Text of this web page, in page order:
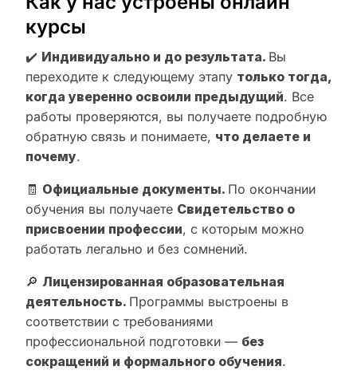
курсы
✔️ Индивидуально и до результата. Вы
переходите к следующему этапу только тогда,
когда уверенно освоили предыдущий. Все
работы проверяются, вы получаете подробную
обратную связь и понимаете, что делаете и
почему.
🧾 Официальные документы. По окончании
обучения вы получаете Свидетельство о
присвоении профессии, с которым можно
работать легально и без сомнений.
🔎 Лицензированная образовательная
деятельность. Программы выстроены в
соответствии с требованиями
профессиональной подготовки — без
сокращений и формального обучения.